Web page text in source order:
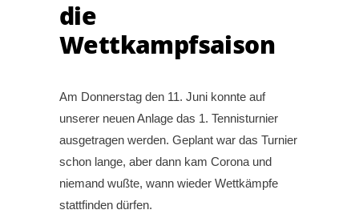
die
Wettkampfsaison
Am Donnerstag den 11. Juni konnte auf
unserer neuen Anlage das 1. Tennisturnier
ausgetragen werden. Geplant war das Turnier
schon lange, aber dann kam Corona und
niemand wußte, wann wieder Wettkämpfe
stattfinden dürfen.